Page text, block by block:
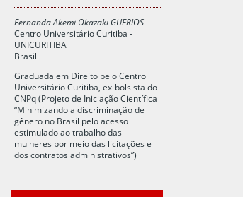
Fernanda Akemi Okazaki GUERIOS
Centro Universitário Curitiba -
UNICURITIBA
Brasil
Graduada em Direito pelo Centro
Universitário Curitiba, ex-bolsista do
CNPq (Projeto de Iniciação Científica
“Minimizando a discriminação de
gênero no Brasil pelo acesso
estimulado ao trabalho das
mulheres por meio das licitações e
dos contratos administrativos”)